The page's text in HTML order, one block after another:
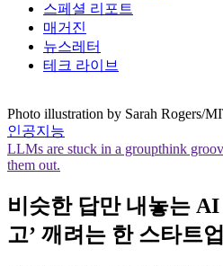
스페셜 리포트
매거진
뉴스레터
테크 라이브
Photo illustration by Sarah Rogers/
인공지능
LLMs are stuck in a groupthink
them out.
비슷한 답만 내놓는
고’ 깨려는 한 스타트